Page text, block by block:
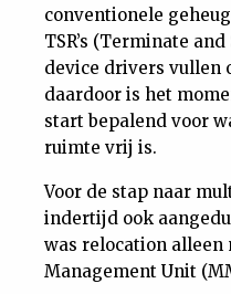
conventionele
TSR’s (Terminate
device drivers vullen
daardoor is het
start bepalend voor
ruimte vrij is.
Voor de stap naar
indertijd ook
was relocation alleen
Management Unit